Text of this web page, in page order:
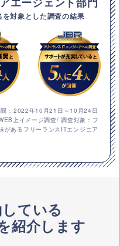
対象とした調査の結果
：2022年10月21日～10月24日
上イメージ調査/ 調査対象：フ
があるフリーランスITエンジニア
ている
紹介します